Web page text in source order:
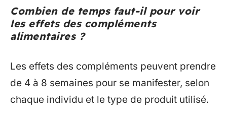
Combien de temps faut-il pour voir
les effets des compléments
alimentaires ?
Les effets des compléments peuvent prendre
de 4 à 8 semaines pour se manifester, selon
chaque individu et le type de produit utilisé.